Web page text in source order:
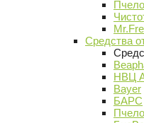
Средства
НВЦ
Bayer
БАРС